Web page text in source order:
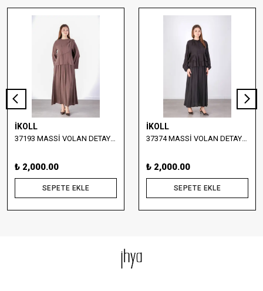
İKOLL
37193 MASSİ VOLAN DETAYLI BLUZ VE ETEK TAKIM
₺ 2,000.00
SEPETE EKLE
İKOLL
37374 MASSİ VOLAN DETAYLI BLUZ VE UZUN ETEK TAKIM
₺ 2,000.00
SEPETE EKLE